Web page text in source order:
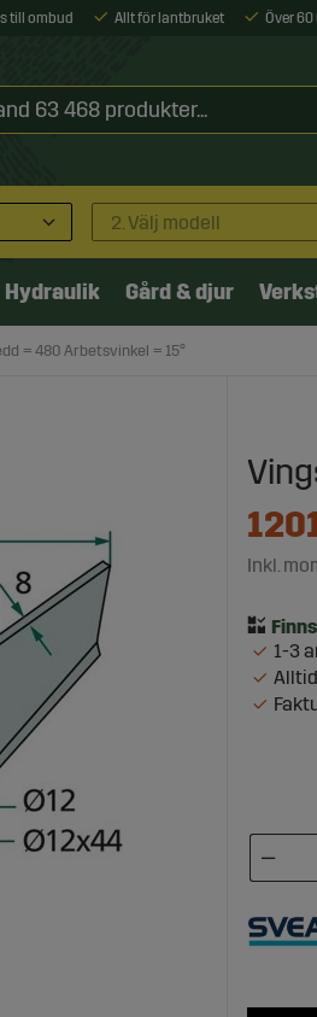
till ombud Allt för lantbruket Över
2. Välj modell
Hydraulik Gård & djur
= 480 Arbetsvinkel = 15°
Inkl.
1-3